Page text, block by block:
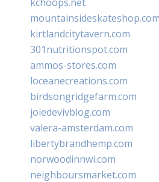
mountainsideskateshop.com
kirtlandcitytavern.com
301nutritionspot.com
ammos-stores.com
loceanecreations.com
birdsongridgefarm.com
joiedevivblog.com
valera-amsterdam.com
libertybrandhemp.com
norwoodinnwi.com
neighboursmarket.com